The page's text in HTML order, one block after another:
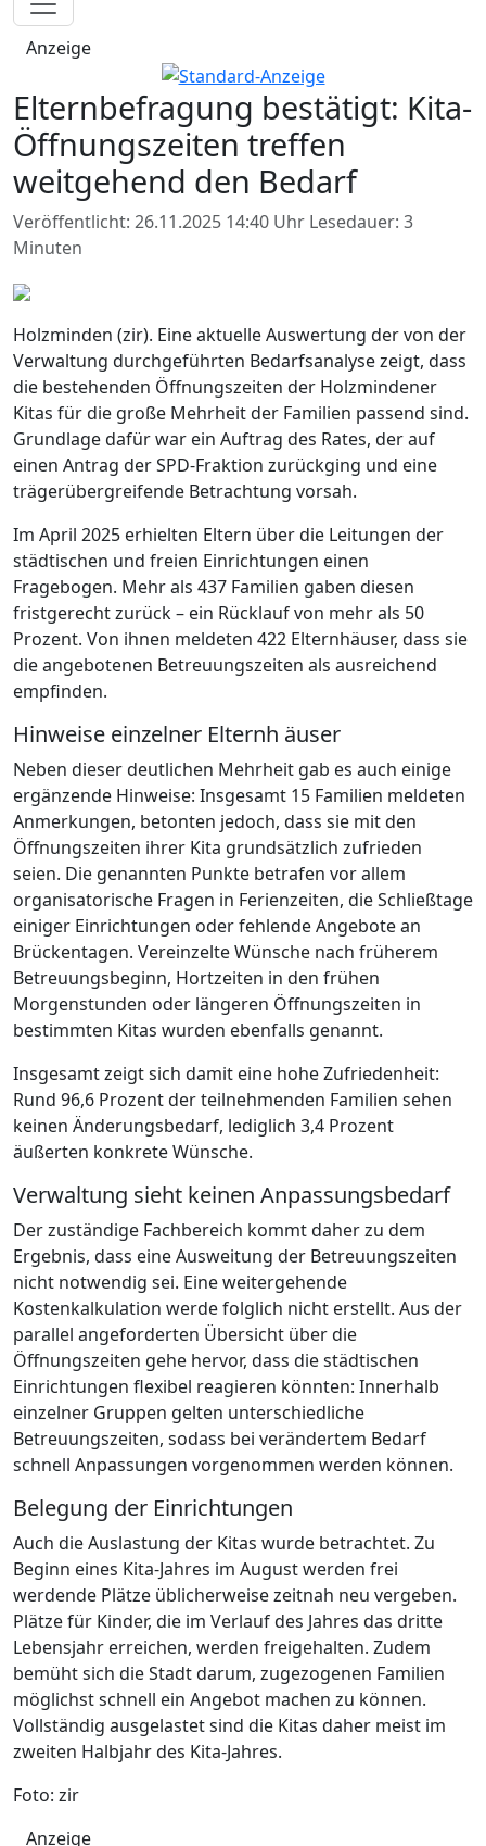
Anzeige
Elternbefragung bestätigt: Kita-
Öffnungszeiten treffen
weitgehend den Bedarf
Veröffentlicht: 26.11.2025 14:40 Uhr Lesedauer: 3
Minuten
Holzminden (zir). Eine aktuelle Auswertung der von der
Verwaltung durchgeführten Bedarfsanalyse zeigt, dass
die bestehenden Öffnungszeiten der Holzmindener
Kitas für die große Mehrheit der Familien passend sind.
Grundlage dafür war ein Auftrag des Rates, der auf
einen Antrag der SPD-Fraktion zurückging und eine
trägerübergreifende Betrachtung vorsah.
Im April 2025 erhielten Eltern über die Leitungen der
städtischen und freien Einrichtungen einen
Fragebogen. Mehr als 437 Familien gaben diesen
fristgerecht zurück – ein Rücklauf von mehr als 50
Prozent. Von ihnen meldeten 422 Elternhäuser, dass sie
die angebotenen Betreuungszeiten als ausreichend
empfinden.
Hinweise einzelner Elternh äuser
Neben dieser deutlichen Mehrheit gab es auch einige
ergänzende Hinweise: Insgesamt 15 Familien meldeten
Anmerkungen, betonten jedoch, dass sie mit den
Öffnungszeiten ihrer Kita grundsätzlich zufrieden
seien. Die genannten Punkte betrafen vor allem
organisatorische Fragen in Ferienzeiten, die Schließtage
einiger Einrichtungen oder fehlende Angebote an
Brückentagen. Vereinzelte Wünsche nach früherem
Betreuungsbeginn, Hortzeiten in den frühen
Morgenstunden oder längeren Öffnungszeiten in
bestimmten Kitas wurden ebenfalls genannt.
Insgesamt zeigt sich damit eine hohe Zufriedenheit:
Rund 96,6 Prozent der teilnehmenden Familien sehen
keinen Änderungsbedarf, lediglich 3,4 Prozent
äußerten konkrete Wünsche.
Verwaltung sieht keinen Anpassungsbedarf
Der zuständige Fachbereich kommt daher zu dem
Ergebnis, dass eine Ausweitung der Betreuungszeiten
nicht notwendig sei. Eine weitergehende
Kostenkalkulation werde folglich nicht erstellt. Aus der
parallel angeforderten Übersicht über die
Öffnungszeiten gehe hervor, dass die städtischen
Einrichtungen flexibel reagieren könnten: Innerhalb
einzelner Gruppen gelten unterschiedliche
Betreuungszeiten, sodass bei verändertem Bedarf
schnell Anpassungen vorgenommen werden können.
Belegung der Einrichtungen
Auch die Auslastung der Kitas wurde betrachtet. Zu
Beginn eines Kita-Jahres im August werden frei
werdende Plätze üblicherweise zeitnah neu vergeben.
Plätze für Kinder, die im Verlauf des Jahres das dritte
Lebensjahr erreichen, werden freigehalten. Zudem
bemüht sich die Stadt darum, zugezogenen Familien
möglichst schnell ein Angebot machen zu können.
Vollständig ausgelastet sind die Kitas daher meist im
zweiten Halbjahr des Kita-Jahres.
Foto: zir
Anzeige